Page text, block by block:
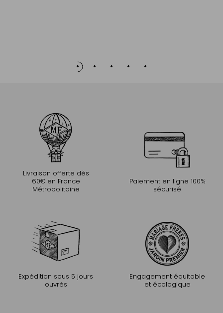
Livraison offerte dès
60€ en France
Métropolitaine
Paiement en ligne 100%
sécurisé
Expédition sous 5 jours
ouvrés
Engagement équitable
et écologique